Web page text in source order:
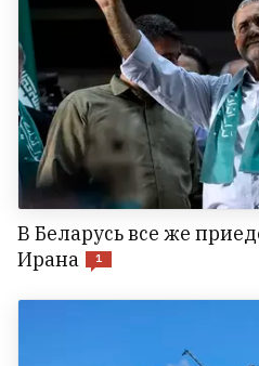
В Беларусь все же
Ирана
1